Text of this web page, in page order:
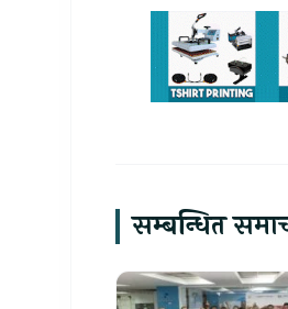
सम्बन्धित